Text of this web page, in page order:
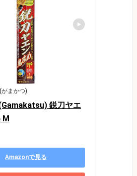
まかつ)
鋭刀ヤエ
M
Amazonで見る